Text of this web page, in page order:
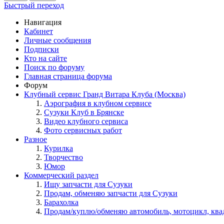
Быстрый переход
Навигация
Кабинет
Личные сообщения
Подписки
Кто на сайте
Поиск по форуму
Главная страница форума
Форум
Клубный сервис Гранд Витара Клуба (Москва)
Аэрография в клубном сервисе
Сузуки Клуб в Брянске
Видео клубного сервиса
Фото сервисных работ
Разное
Курилка
Творчество
Юмор
Коммерческий раздел
Ищу запчасти для Сузуки
Продам, обменяю запчасти для Сузуки
Барахолка
Продам/куплю/обменяю автомобиль, мотоцикл,